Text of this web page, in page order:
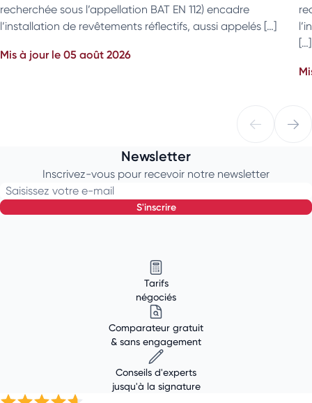
recherchée sous l’appellation BAT EN 112) encadre
l’installation de revêtements réflectifs, aussi appelés […]
Mis à jour le 05 août 2026
[…]
Newsletter
Inscrivez-vous pour recevoir notre newsletter
Saisissez votre e-mail
s'inscrire
Tarifs
négociés
Comparateur gratuit
& sans engagement
Conseils d'experts
jusqu'à la signature